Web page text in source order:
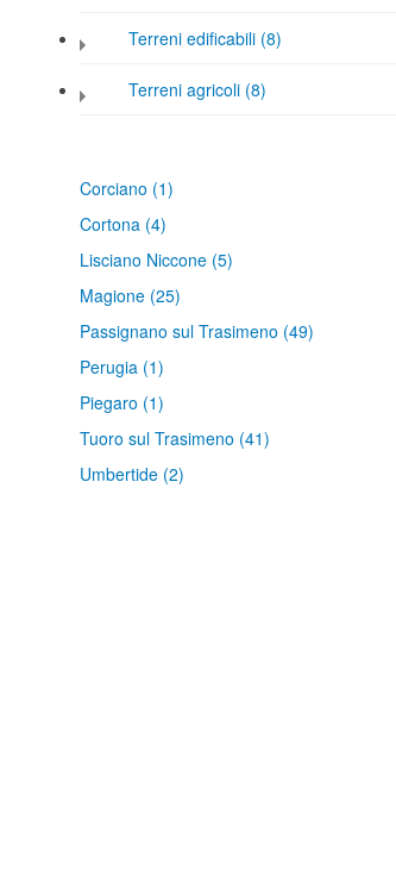
Terreni edificabili (8)
Terreni agricoli (8)
Corciano (1)
Cortona (4)
Lisciano Niccone (5)
Magione (25)
Passignano sul Trasimeno (49)
Perugia (1)
Piegaro (1)
Tuoro sul Trasimeno (41)
Umbertide (2)